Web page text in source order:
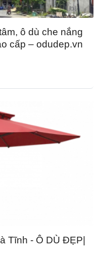
ô dù che nắng
cấp – odudep.vn
Tĩnh - Ô DÙ ĐẸP|